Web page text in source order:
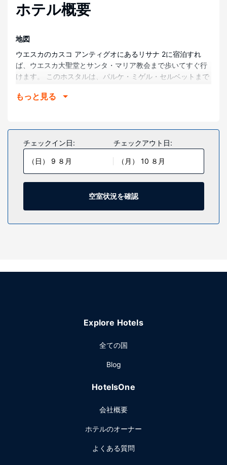
ホテル概要
地図
ウエスカのカスコ アンティグオにあるリサナ 2に宿泊すれ
ば、ウエスカ大聖堂とサンタ・マリア教会まで歩いてすぐ行
けます。 このホスタルは、パルケ・ミゲル・セルベットまで
部屋
客室ではWiFi (無料)をご利用いただけます。電話やデスクを
ご利用いただける他に、アイロン / アイロン台のリクエスト
も受け付けています。
便利なWiFi (無料)、コンシェルジュ サービスなどをご利用い
レストラン
便利なホスタルのルームサービスをご利用いただけます。
もっと見る
チェックイン日:
（日） 9 ８月
チェックアウト日:
（月） 10 ８月
空室状況を確認
Explore Hotels
全ての国
Blog
HotelsOne
会社概要
ホテルのオーナー
よくある質問